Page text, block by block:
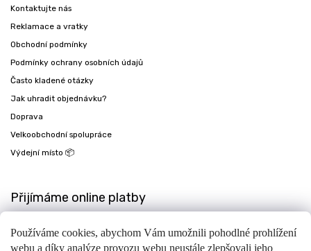
Používáme cookies, abychom Vám umožnili pohodlné prohlížení
webu a díky analýze provozu webu neustále zlepšovali jeho
Kontaktujte nás
Reklamace a vratky
Obchodní podmínky
Podmínky ochrany osobních údajů
Často kladené otázky
Jak uhradit objednávku?
Doprava
Velkoobchodní spolupráce
Výdejní místo 📦
Přijímáme online platby